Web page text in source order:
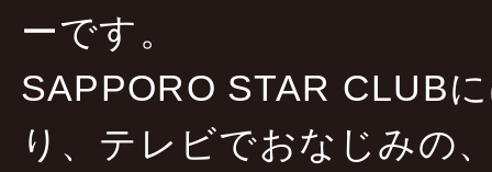
ーです。
SAPPORO STAR CLUB
り、テレビでおなじみの